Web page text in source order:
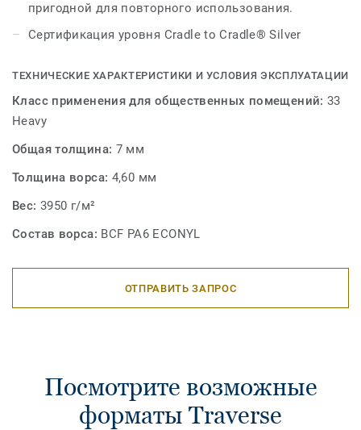
Всего два набора диагоналей — наклонные слева
направо и зеркально противоположные — позволяют
«тесак», но это только начало. Используя
нерегулярные узоры, дизайнер может играть с
направлениями, ритмами и зонами, придавая простым
линиям удивительно неожиданную богатую
индивидуальность. Траверс доступен в 15 цветах,
творчества. Добавьте к этому формат досок, и простые
диагонали превратятся в калейдоскоп возможностей.
пригодной для повторного использования.
Сертификация уровня Cradle to Cradle® Silver
ТЕХНИЧЕСКИЕ ХАРАКТЕРИСТИКИ И УСЛОВИЯ ЭКСПЛУАТАЦИИ
Класс применения для общественных помещений:33
Heavy
Общая толщина: 7 мм
Толщина ворса: 4,60 мм
Вес: 3950 г/м²
Состав ворса: BCF PA6 ECONYL
ОТПРАВИТЬ ЗАПРОС
Посмотрите возможные
форматы Traverse